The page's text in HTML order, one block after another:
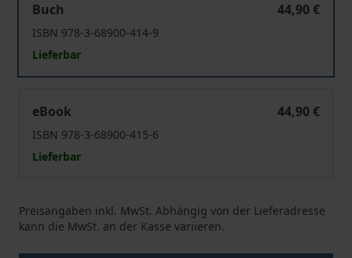
Buch
44,90 €
ISBN 978-3-68900-414-9
Lieferbar
eBook
44,90 €
ISBN 978-3-68900-415-6
Lieferbar
Preisangaben inkl. MwSt. Abhängig von der Lieferadresse
kann die MwSt. an der Kasse variieren.